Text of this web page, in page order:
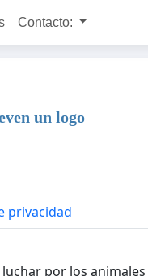
Contacto:
un logo
privacidad
por los